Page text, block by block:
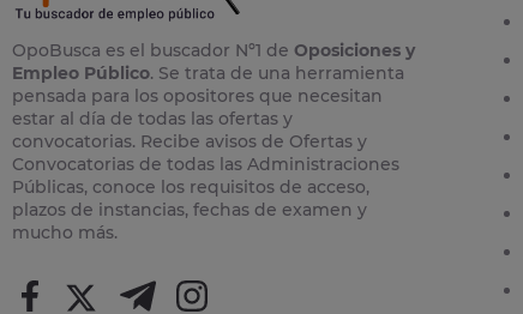
OpoBusca es el buscador Nº1 de Oposiciones y
Empleo Público. Se trata de una herramienta
pensada para los opositores que necesitan
estar al día de todas las ofertas y
convocatorias. Recibe avisos de Ofertas y
Convocatorias de todas las Administraciones
Públicas, conoce los requisitos de acceso,
plazos de instancias, fechas de examen y
mucho más.